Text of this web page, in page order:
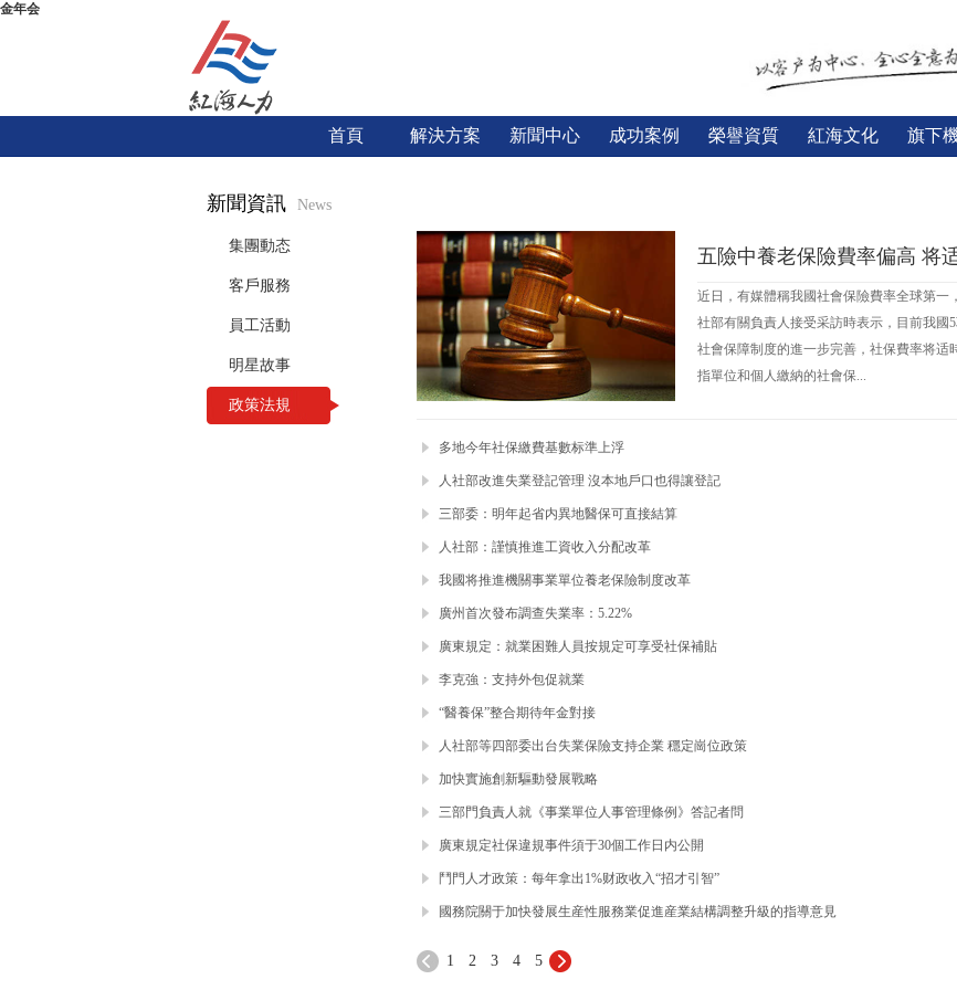
金年会
首頁 解決方案 新聞中心 成功案例 榮譽資質 紅海文化 旗下
新聞資訊 News
集團動态
客戶服務
員工活動
明星故事
政策法規
五險中養老保險費率偏高 将
近日，有媒體稱我國社會保險費率全球第一
社部有關負責人接受采訪時表示，目前我
社會保障制度的進一步完善，社保費率将
指單位和個人繳納的社會保...
多地今年社保繳費基數标準上浮
人社部改進失業登記管理 沒本地戶口也得讓登記
三部委：明年起省内異地醫保可直接結算
人社部：謹慎推進工資收入分配改革
我國将推進機關事業單位養老保險制度改革
廣州首次發布調查失業率：5.22%
廣東規定：就業困難人員按規定可享受社保補貼
李克強：支持外包促就業
“醫養保”整合期待年金對接
人社部等四部委出台失業保險支持企業 穩定崗位政策
加快實施創新驅動發展戰略
三部門負責人就《事業單位人事管理條例》答記者問
廣東規定社保違規事件須于30個工作日内公開
鬥門人才政策：每年拿出1%财政收入“招才引智”
國務院關于加快發展生産性服務業促進産業結構調整升級的指導意見
1 2 3 4 5